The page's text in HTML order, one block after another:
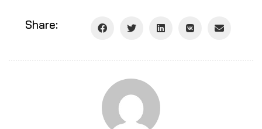
Share: